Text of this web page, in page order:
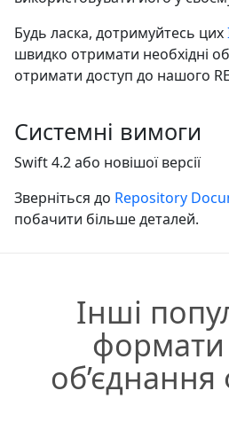
Будь ласка, дотримуйтесь цих
швидко отримати необхідні
отримати доступ до нашого
Системні вимоги
Swift 4.2 або новішої версії
Зверніться до Repository
побачити більше деталей.
Інші
формати
об’єднання